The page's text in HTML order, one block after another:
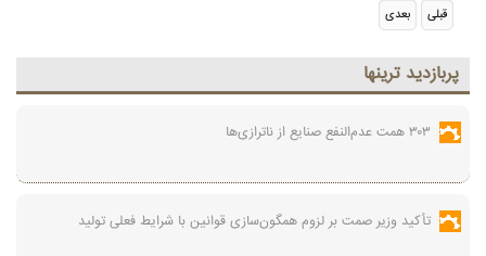
پربازديد ترينها
۳۰۳ همت عدم‌النفع صنایع از ناترازی‌ها
تأکید وزیر صمت بر لزوم همگون‌سازی قوانین با شرایط فعلی تولید